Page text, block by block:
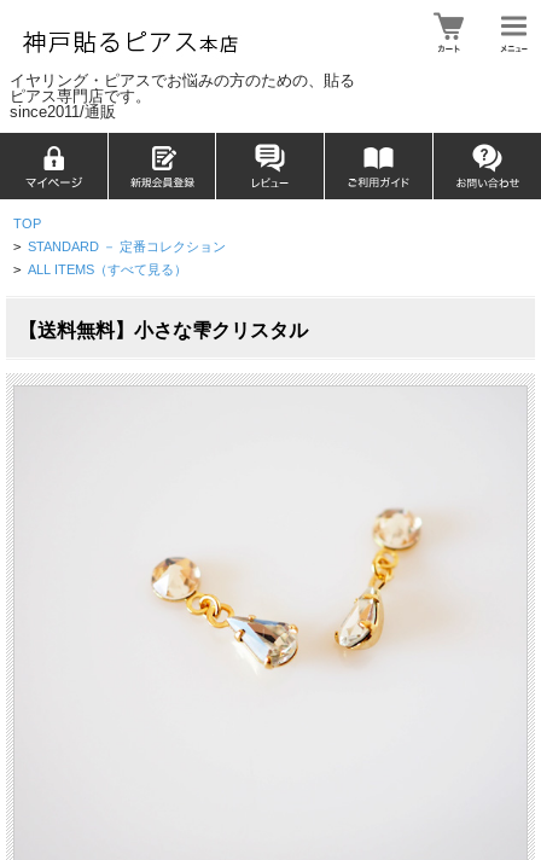
イヤリング・ピアスでお悩みの方のための、貼る
ピアス専門店です。
since2011/通販
TOP
> STANDARD － 定番コレクション
> ALL ITEMS（すべて見る）
【送料無料】小さな雫クリスタル